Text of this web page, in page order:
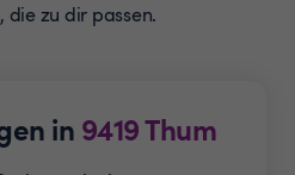
die zu dir passen.
in 9419Thum